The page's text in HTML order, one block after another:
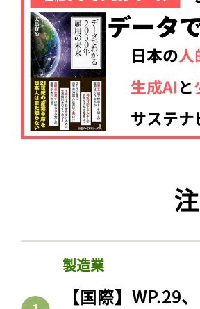
製造業
【国際】WP.29